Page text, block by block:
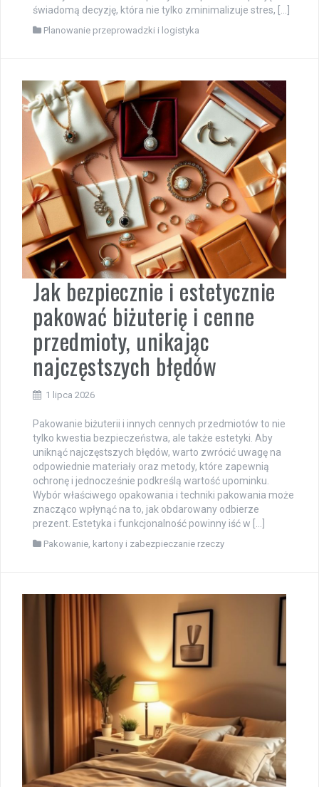
świadomą decyzję, która nie tylko zminimalizuje stres, […]
Planowanie przeprowadzki i logistyka
Jak bezpiecznie i estetycznie
pakować biżuterię i cenne
przedmioty, unikając
najczęstszych błędów
1 lipca 2026
Pakowanie biżuterii i innych cennych przedmiotów to nie
tylko kwestia bezpieczeństwa, ale także estetyki. Aby
uniknąć najczęstszych błędów, warto zwrócić uwagę na
odpowiednie materiały oraz metody, które zapewnią
ochronę i jednocześnie podkreślą wartość upominku.
Wybór właściwego opakowania i techniki pakowania może
znacząco wpłynąć na to, jak obdarowany odbierze
prezent. Estetyka i funkcjonalność powinny iść w […]
Pakowanie, kartony i zabezpieczanie rzeczy